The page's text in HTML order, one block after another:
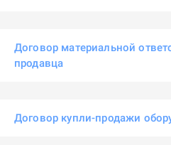
Договор материальной
продавца
Договор купли-продажи